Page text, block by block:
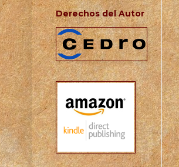
Derechos del Autor